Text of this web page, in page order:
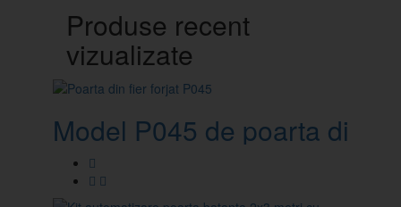
Produse recent
vizualizate
Model P045 de poarta din